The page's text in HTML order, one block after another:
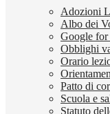
Adozioni
Albo dei
Google for
Obblighi
Orario
Patto di
Scuola e
Statuto